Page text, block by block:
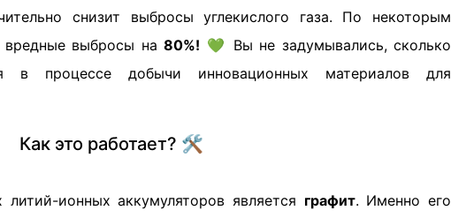
снизит выбросы углекислого газа. По некоторым
вредные выбросы на80%! 💚 Вы не задумывались, сколько
в процессе добычи инновационных материалов для
Как это работает? 🛠️
ионных аккумуляторов является графит. Именно его